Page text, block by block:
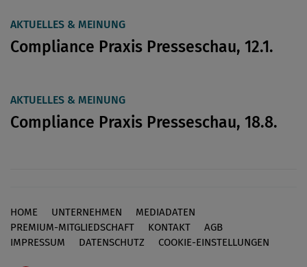
AKTUELLES & MEINUNG
Compliance Praxis Presseschau, 12.1.
AKTUELLES & MEINUNG
Compliance Praxis Presseschau, 18.8.
Footer
HOME UNTERNEHMEN
MEDIADATEN
PREMIUM-MITGLIEDSCHAFT
KONTAKT
AGB
IMPRESSUM
DATENSCHUTZ COOKIE-EINSTELLUNGEN